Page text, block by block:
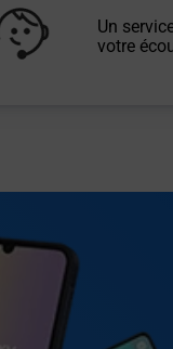
Un
votre